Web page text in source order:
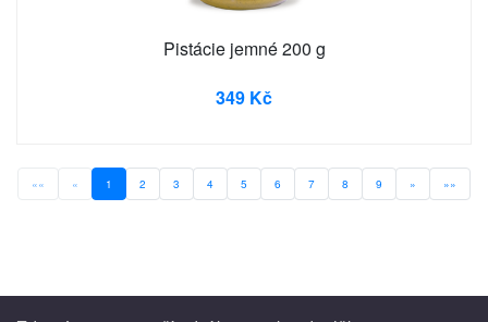
Pistácie jemné 200 g
349 Kč
«« « 1 2 3 4 5 6 7 8 9 » »»